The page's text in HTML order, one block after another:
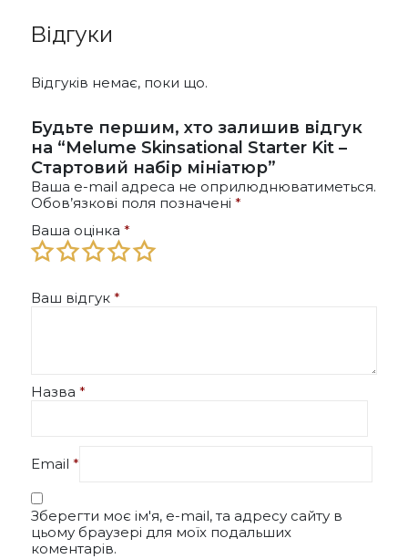
Відгуки
Відгуків немає, поки що.
Будьте першим, хто залишив відгук
на “Melume Skinsational Starter Kit –
Стартовий набір мініатюр”
Ваша e-mail адреса не оприлюднюватиметься.
Обов’язкові поля позначені *
Ваша оцінка *
Ваш відгук *
Назва *
Email *
Зберегти моє ім'я, e-mail, та адресу сайту в
цьому браузері для моїх подальших
коментарів.